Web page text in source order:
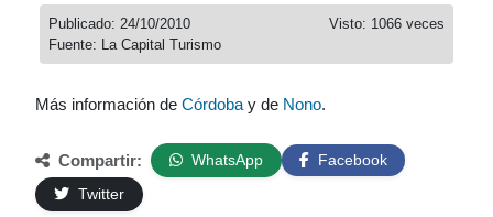
Visto: 1066 veces
Publicado: 24/10/2010
Fuente: La Capital Turismo
Más información de Córdoba y de Nono.
Compartir: WhatsApp
Facebook
Twitter